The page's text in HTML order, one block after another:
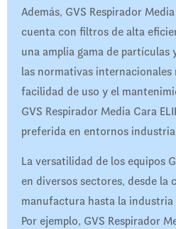
Además, GVS Respirador Media
cuenta con filtros de alta
una amplia gama de partículas
las normativas internacionales
facilidad de uso y el
GVS Respirador Media Cara
preferida en entornos
La versatilidad de los equipos
en diversos sectores, desde la
manufactura hasta la
Por ejemplo, GVS Respirador